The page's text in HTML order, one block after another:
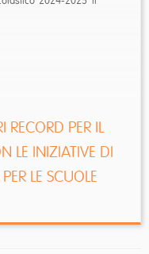
RECORD PER IL
LE INIZIATIVE DI
LE SCUOLE